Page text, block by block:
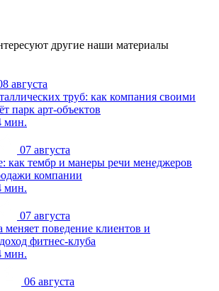
другие наши материалы
августа
труб: как компания своими
парк арт-объектов
мин.
07 августа
как тембр и манеры речи менеджеров
компании
мин.
07 августа
меняет поведение клиентов и
фитнес-клуба
мин.
06 августа